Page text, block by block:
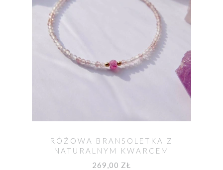
RÓŻOWA BRANSOLETKA Z
NATURALNYM KWARCEM
TRUSKAWKOWYM AURORA
269,00 ZŁ